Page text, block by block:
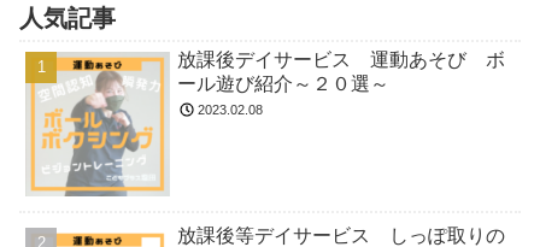
人気記事
放課後デイサービス 運動あそび ボ
ール遊び紹介～２０選～
2023.02.08
放課後等デイサービス しっぽ取りの